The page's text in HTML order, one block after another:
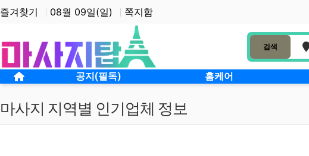
상단 네비
즐겨찾기 08월 09일(일) 쪽지함
검색
메인 메뉴 공지(필독) 홈케어
홈으로
마사지 지역별 인기업체 정보